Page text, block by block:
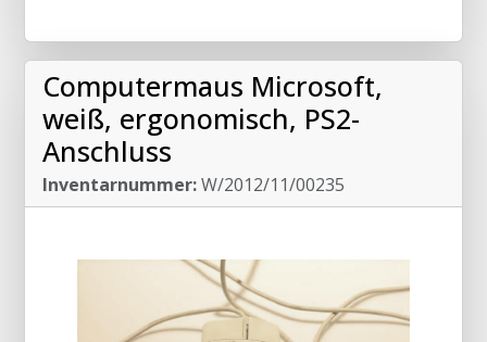
Computermaus Microsoft,
weiß, ergonomisch, PS2-
Anschluss
Inventarnummer:W/2012/11/00235